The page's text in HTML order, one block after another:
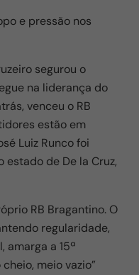
e pressão nos
segurou o
na liderança do
venceu o RB
estão em
Luiz Runco foi
de De la Cruz,
RB Bragantino. O
regularidade,
amarga a 15ª
meio vazio”